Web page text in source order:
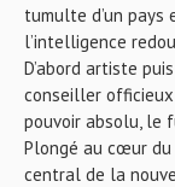
tumulte d’un pays
l’intelligence
D’abord artiste
conseiller officieux
pouvoir absolu, le
Plongé au cœur du
central de la